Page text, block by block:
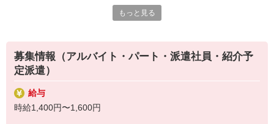
ブランクがあってもしっかりフォローします！
・薬やおしぼりの準備などのケア
・体操や季節ごとのレクリエーション
・歩行、車椅子の介助
・見守り
※施設により異なります
もっと見る
募集情報（アルバイト・パート・派遣社員・紹介予
定派遣）
給与
時給1,400円〜1,600円